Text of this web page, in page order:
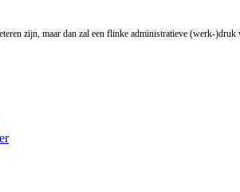
zijn, maar dan zal een flinke administratieve (werk-